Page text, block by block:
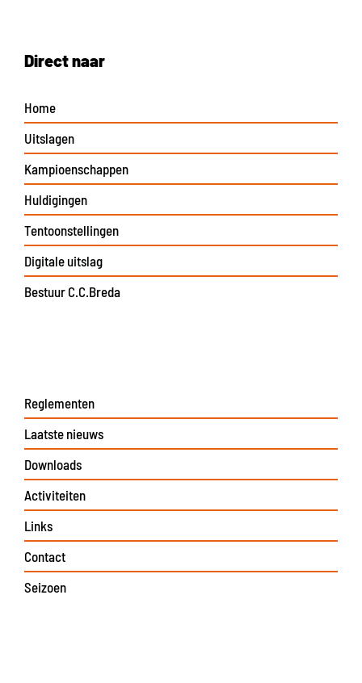
Direct naar
Home
Uitslagen
Kampioenschappen
Huldigingen
Tentoonstellingen
Digitale uitslag
Bestuur C.C.Breda
Reglementen
Laatste nieuws
Downloads
Activiteiten
Links
Contact
Seizoen